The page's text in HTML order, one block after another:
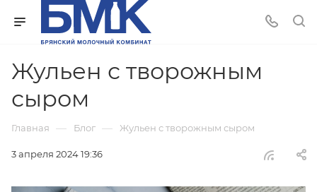
Жульен с творожным
сыром
Главная — Блог — Жульен с творожным сыром
3 апреля 2024 19:36